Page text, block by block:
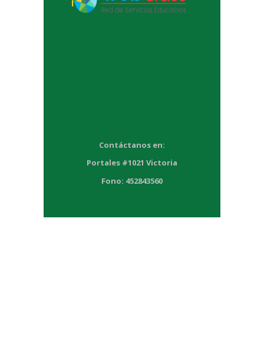
Contáctanos en:
Portales #1021 Victoria
Fono: 452843560